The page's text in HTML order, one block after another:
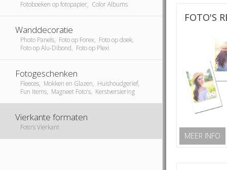
Fotoboeken op fotopapier, Color Albums
Wanddecoratie
Photo Panels, Foto op Forex, Foto op doek,
Foto op Alu-Dibond, Foto op Plexi
Fotogeschenken
Fleeces, Mokken en Glazen, Huishoudgerief,
Fun Items, Magneet Foto's, Kerstversiering
Vierkante formaten
Foto's Vierkant
FOTO'S
MEER INFO